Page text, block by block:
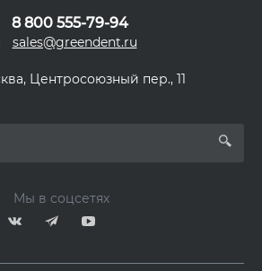
8 800 555-79-94
sales@greendent.ru
Центросоюзный пер., 11
Мы в соцсетях